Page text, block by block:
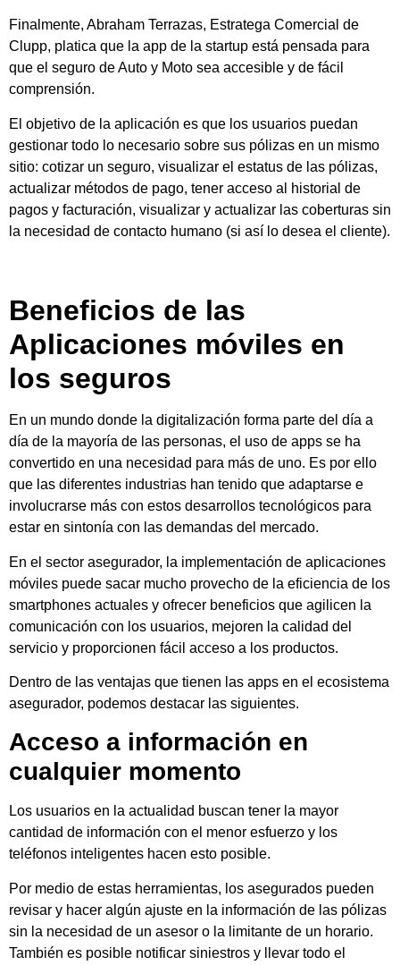
Finalmente, Abraham Terrazas, Estratega Comercial de
Clupp, platica que la app de la startup está pensada para
que el seguro de Auto y Moto sea accesible y de fácil
comprensión.
El objetivo de la aplicación es que los usuarios puedan
gestionar todo lo necesario sobre sus pólizas en un mismo
sitio: cotizar un seguro, visualizar el estatus de las pólizas,
actualizar métodos de pago, tener acceso al historial de
pagos y facturación, visualizar y actualizar las coberturas sin
la necesidad de contacto humano (si así lo desea el cliente).
Beneficios de las
Aplicaciones móviles en
los seguros
En un mundo donde la digitalización forma parte del día a
día de la mayoría de las personas, el uso de apps se ha
convertido en una necesidad para más de uno. Es por ello
que las diferentes industrias han tenido que adaptarse e
involucrarse más con estos desarrollos tecnológicos para
estar en sintonía con las demandas del mercado.
En el sector asegurador, la implementación de aplicaciones
móviles puede sacar mucho provecho de la eficiencia de los
smartphones actuales y ofrecer beneficios que agilicen la
comunicación con los usuarios, mejoren la calidad del
servicio y proporcionen fácil acceso a los productos.
Dentro de las ventajas que tienen las apps en el ecosistema
asegurador, podemos destacar las siguientes.
Acceso a información en
cualquier momento
Los usuarios en la actualidad buscan tener la mayor
cantidad de información con el menor esfuerzo y los
teléfonos inteligentes hacen esto posible.
Por medio de estas herramientas, los asegurados pueden
revisar y hacer algún ajuste en la información de las pólizas
sin la necesidad de un asesor o la limitante de un horario.
También es posible notificar siniestros y llevar todo el